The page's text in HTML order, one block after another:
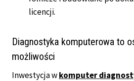
licencji.
Diagnostyka komputerowa to
możliwości
Inwestycja wkomputer